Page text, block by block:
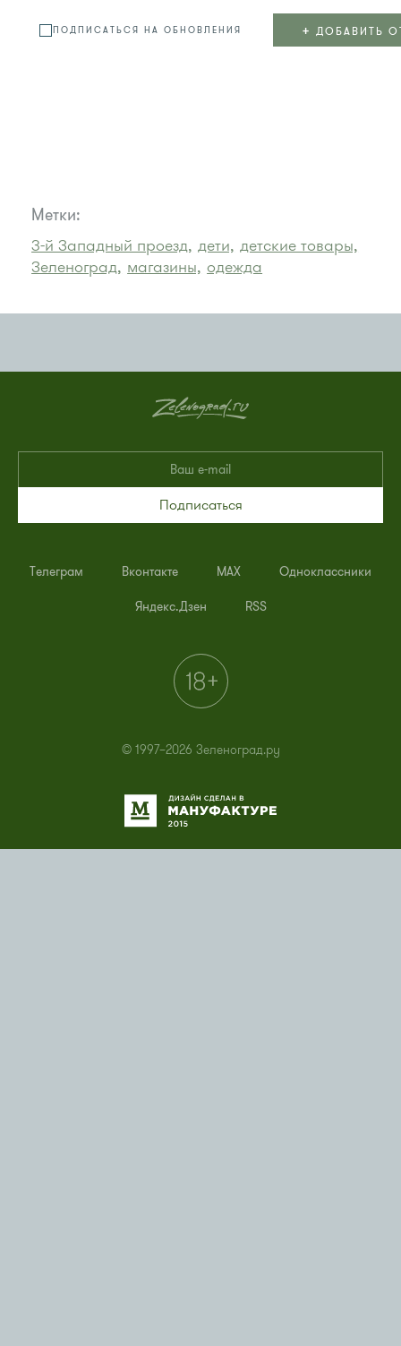
ПОДПИСАТЬСЯ НА ОБНОВЛЕНИЯ + ДОБАВИТЬ
Метки:
3-й Западный проезд, дети, детские товары,
Зеленоград, магазины, одежда
Подписаться
Телеграм Вконтакте MAX Одноклассники
Яндекс.Дзен RSS
© 1997–2026 Зеленоград.ру